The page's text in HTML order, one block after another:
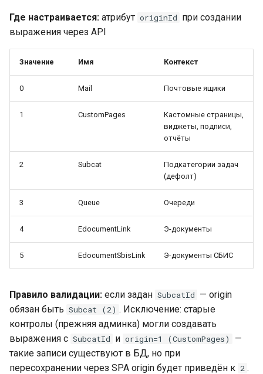
Где настраивается: атрибут originId при создании
выражения через API
Значение Имя Контекст
0 Mail Почтовые ящики
1 CustomPages
Кастомные страницы,
виджеты, подписи,
отчёты
2 Subcat
Подкатегории задач
(дефолт)
3 Queue Очереди
4 EdocumentLink Э-документы
5 EdocumentSbisLink Э-документы СБИС
Правило валидации: если задан SubcatId — origin
обязан быть Subcat (2) . Исключение: старые
контролы (прежняя админка) могли создавать
выражения с SubcatId и origin=1 (CustomPages)
—
такие записи существуют в БД, но при
пересохранении через SPA origin будет приведён к 2 .